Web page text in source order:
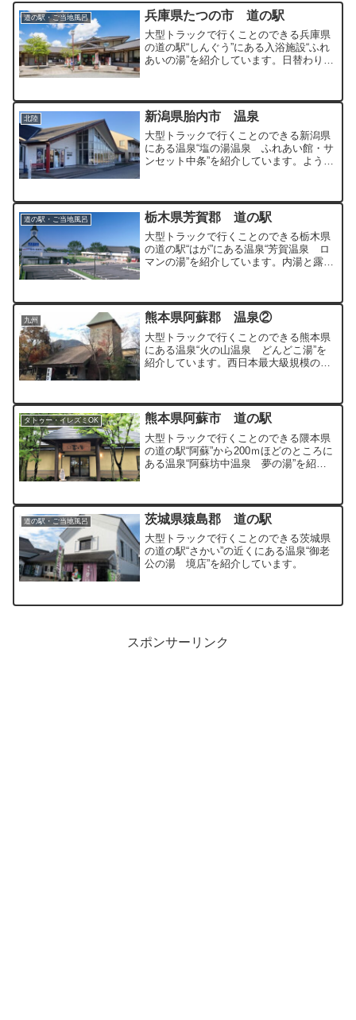
道の駅・ご当地風呂 兵庫県たつの市 道の駅
大型トラックで行くことのできる兵庫県
の道の駅“しんぐう”にある入浴施設“ふれ
あいの湯”を紹介しています。日替わりで
北陸 新潟県胎内市 温泉
大型トラックで行くことのできる新潟県
にある温泉“塩の湯温泉 ふれあい館・サ
ンセット中条”を紹介しています。よう素
道の駅・ご当地風呂 栃木県芳賀郡 道の駅
大型トラックで行くことのできる栃木県
の道の駅“はが”にある温泉“芳賀温泉 ロ
マンの湯”を紹介しています。内湯と露天
九州 熊本県阿蘇郡 温泉②
大型トラックで行くことのできる熊本県
にある温泉“火の山温泉 どんどこ湯”を
紹介しています。西日本最大級規模の温
タトゥー・イレズミOK 熊本県阿蘇市 道の駅
大型トラックで行くことのできる隈本県
の道の駅“阿蘇”から200ｍほどのところに
ある温泉“阿蘇坊中温泉 夢の湯”を紹介
道の駅・ご当地風呂 茨城県猿島郡 道の駅
大型トラックで行くことのできる茨城県
の道の駅“さかい”の近くにある温泉“御老
公の湯 境店”を紹介しています。
スポンサーリンク